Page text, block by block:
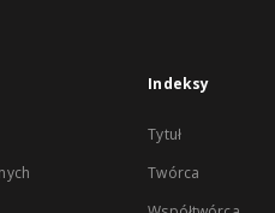
Indeksy
Tytuł
Twórca